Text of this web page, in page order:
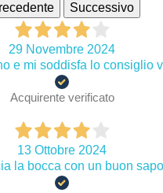
Successivo
29 Novembre 2024
e mi soddisfa lo consiglio
Acquirente verificato
13 Ottobre 2024
la bocca con un buon